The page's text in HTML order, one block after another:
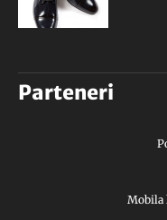
Parteneri
Mobila